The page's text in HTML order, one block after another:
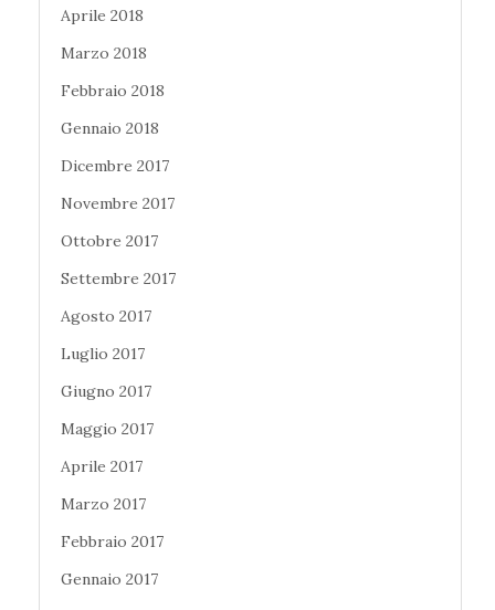
Aprile 2018
Marzo 2018
Febbraio 2018
Gennaio 2018
Dicembre 2017
Novembre 2017
Ottobre 2017
Settembre 2017
Agosto 2017
Luglio 2017
Giugno 2017
Maggio 2017
Aprile 2017
Marzo 2017
Febbraio 2017
Gennaio 2017